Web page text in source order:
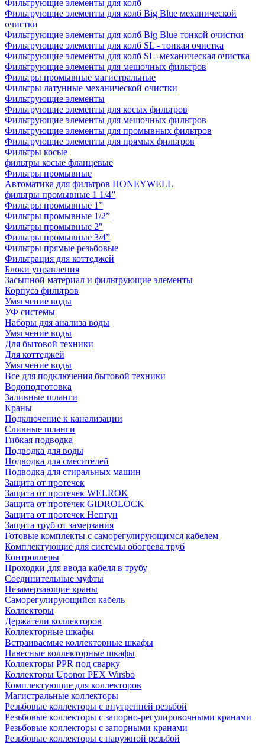
Фильтрующие элементы для колб
Фильтрующие элементы для колб Big Blue механической
очистки
Фильтрующие элементы для колб Big Blue тонкой очистки
Фильтрующие элементы для колб SL - тонкая очистка
Фильтрующие элементы для колб SL -механическая очистка
Фильтрующие элементы для мешочных фильтров
Фильтры промывные магистральные
Фильтры латунные механической очистки
Фильтрующие элементы
Фильтрующие элементы для косых фильтров
Фильтрующие элементы для мешочных фильтров
Фильтрующие элементы для промывных фильтров
Фильтрующие элементы для прямых фильтров
Фильтры косые
фильтры косые фланцевые
Фильтры промывные
Автоматика для фильтров HONEYWELL
фильтры промывные 1 1/4”
Фильтры промывные 1”
Фильтры промывные 1/2”
Фильтры промывные 2"
Фильтры промывные 3/4”
Фильтры прямые резьбовые
Фильтрация для коттеджей
Блоки управления
Засыпной материал и фильтрующие элементы
Корпуса фильтров
Умягчение воды
УФ системы
Наборы для анализа воды
Умягчение воды
Для бытовой техники
Для коттеджей
Умягчение воды
Все для подключения бытовой техники
Водоподготовка
Заливные шланги
Краны
Подключение к канализации
Сливные шланги
Гибкая подводка
Подводка для воды
Подводка для смесителей
Подводка для стиральных машин
Защита от протечек
Защита от протечек WELROK
Защита от протечек GIDROLOCK
Защита от протечек Нептун
Защита труб от замерзания
Готовые комплекты с саморегулирующимся кабелем
Комплектующие для системы обогрева труб
Контроллеры
Проходки для ввода кабеля в трубу
Соединительные муфты
Незамерзающие краны
Саморегулирующийся кабель
Коллекторы
Держатели коллекторов
Коллекторные шкафы
Встраиваемые коллекторные шкафы
Навесные коллекторные шкафы
Коллекторы PPR под сварку
Коллекторы Uponor PEX Wirsbo
Комплектующие для коллекторов
Магистральные коллекторы
Резьбовые коллекторы с внутренней резьбой
Резьбовые коллекторы с запорно-регулировочными кранами
Резьбовые коллекторы с запорными кранами
Резьбовые коллекторы с наружной резьбой